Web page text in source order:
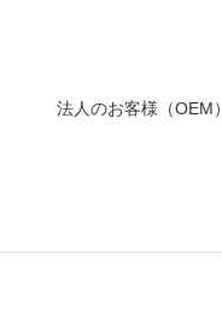
法人のお客様（OEM）